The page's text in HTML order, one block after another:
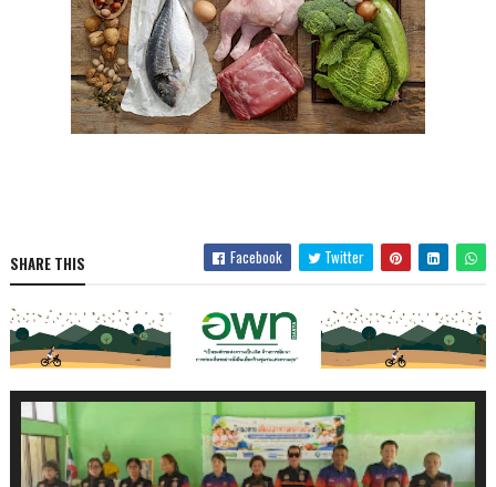
SHARE THIS Facebook Twitter